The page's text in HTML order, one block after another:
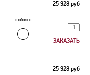
25 928 руб
свободно
25 928 руб